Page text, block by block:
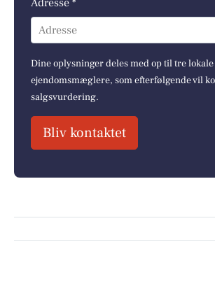
Adresse *
Adresse
Dine oplysninger deles med op til tre lokale
ejendomsmæglere, som efterfølgende vil
salgsvurdering.
Bliv kontaktet